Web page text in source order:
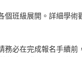
班級展開。詳細學術
務必在完成報名手續前